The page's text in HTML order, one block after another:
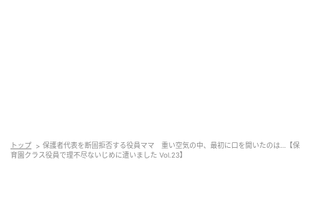
トップ
保護者代表を断固拒否する役員ママ 重い空気の中、最初に口を開いたのは…【保
育園クラス役員で理不尽ないじめに遭いました Vol.23】